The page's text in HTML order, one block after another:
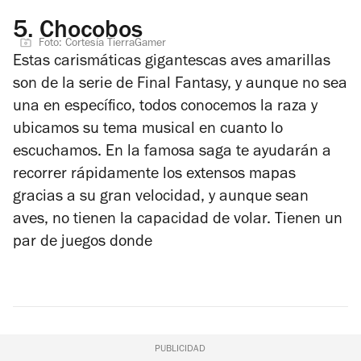
5. Chocobos
Foto: Cortesía TierraGamer
Estas carismáticas gigantescas aves amarillas
son de la serie de Final Fantasy, y aunque no sea
una en específico, todos conocemos la raza y
ubicamos su tema musical en cuanto lo
escuchamos. En la famosa saga te ayudarán a
recorrer rápidamente los extensos mapas
gracias a su gran velocidad, y aunque sean
aves, no tienen la capacidad de volar. Tienen un
par de juegos donde
PUBLICIDAD